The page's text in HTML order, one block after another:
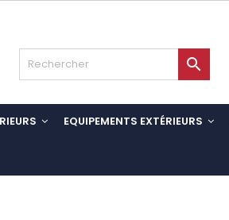

EQUIPEMENTS EXTÉRIEURS